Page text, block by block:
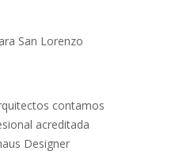
San Lorenzo
contamos
acreditada
Designer